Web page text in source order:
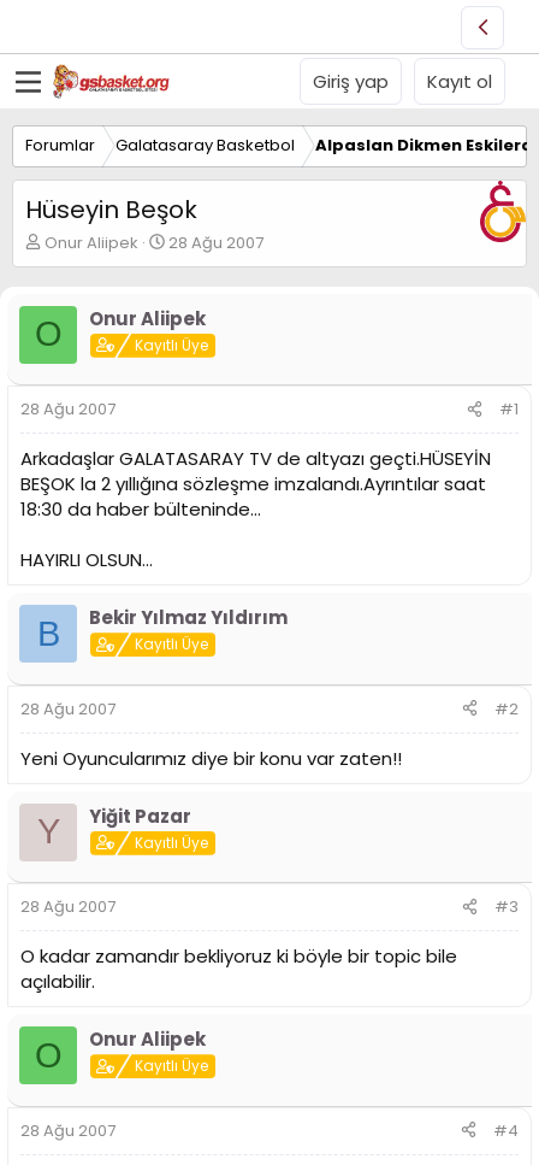
Giriş yap Kayıt ol
Forumlar Galatasaray Basketbol Alpaslan Dikmen
Hüseyin Beşok
K
o
u
y
u
B
a
ş
l
a
t
a
n
Onur Aliipek
B
a
l
a
n
ı
t
a
r
i
h
28 Ağu 2007
O Onur Aliipek
Kayıtlı Üye
28 Ağu 2007 #1
Arkadaşlar GALATASARAY TV de altyazı geçti.HÜSEYİN
BEŞOK la 2 yıllığına sözleşme imzalandı.Ayrıntılar saat
18:30 da haber bülteninde...
HAYIRLI OLSUN...
B Bekir Yılmaz Yıldırım
Kayıtlı Üye
28 Ağu 2007 #2
Yeni Oyuncularımız diye bir konu var zaten!!
Y Yiğit Pazar
Kayıtlı Üye
28 Ağu 2007 #3
O kadar zamandır bekliyoruz ki böyle bir topic bile
açılabilir.
O Onur Aliipek
Kayıtlı Üye
28 Ağu 2007 #4